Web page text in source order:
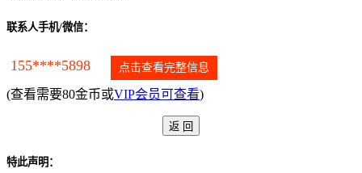
联系人手机/微信：
155****5898 点击查看完整信息
(查看需要80金币或VIP会员可查看)
特此声明：